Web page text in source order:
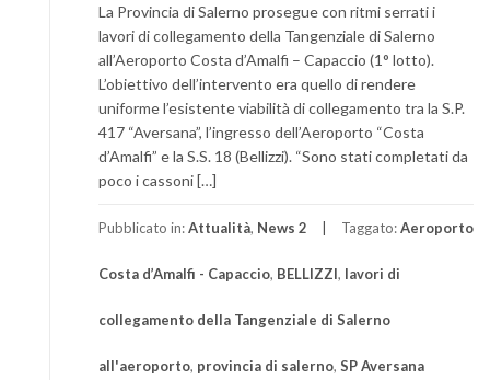
La Provincia di Salerno prosegue con ritmi serrati i
lavori di collegamento della Tangenziale di Salerno
all’Aeroporto Costa d’Amalfi – Capaccio (1° lotto).
L’obiettivo dell’intervento era quello di rendere
uniforme l’esistente viabilità di collegamento tra la S.P.
417 “Aversana”, l’ingresso dell’Aeroporto “Costa
d’Amalfi” e la S.S. 18 (Bellizzi). “Sono stati completati da
poco i cassoni […]
Pubblicato in:Attualità, News 2 Taggato:Aeroporto
Costa d’Amalfi - Capaccio, BELLIZZI, lavori di
collegamento della Tangenziale di Salerno
all'aeroporto, provincia di salerno, SP Aversana